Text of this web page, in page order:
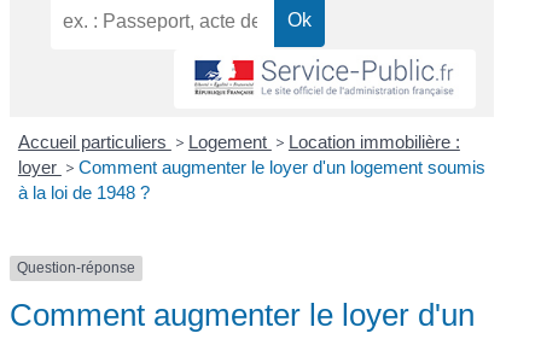
Accueil particuliers > Logement > Location immobilière :
loyer > Comment augmenter le loyer d'un logement soumis
à la loi de 1948 ?
Question-réponse
Comment augmenter le loyer d'un